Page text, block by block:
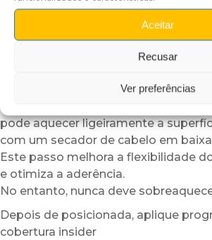
Aceitar
Recusar
Ver preferências
o plexiglass autocolante é mais fácil
do que um simples vinil adesivo.
Para facilitar ainda mais a instalação,
temperatura moderada.
Em caso de temperaturas baixas,
pode aquecer ligeiramente a
com um secador de cabelo em
Este passo melhora a flexibilidade
e otimiza a aderência.
No entanto, nunca deve
Depois de posicionada, aplique
cobertura insider